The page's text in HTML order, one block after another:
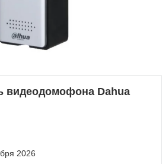
видеодомофона Dahua
2026